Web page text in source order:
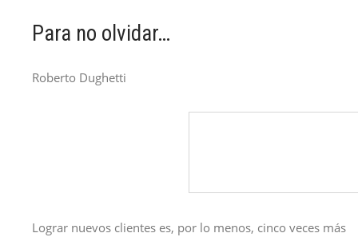
Para no olvidar…
Roberto Dughetti
Lograr nuevos clientes es, por lo menos, cinco veces más